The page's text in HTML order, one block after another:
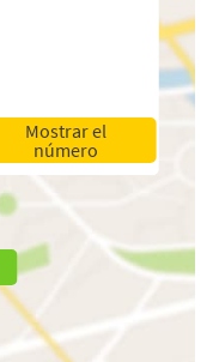
Mostrar el
número